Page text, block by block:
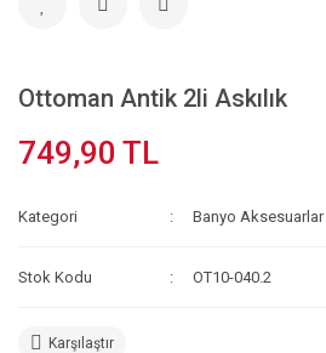
Ottoman Antik 2li Askılık
749,90 TL
Kategori Banyo Aksesuarlar
Stok Kodu OT10-040.2
Karşılaştır